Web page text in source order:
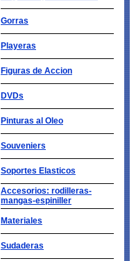
Gorras
Playeras
Figuras de Accion
DVDs
Pinturas al Oleo
Souveniers
Soportes Elasticos
Accesorios: rodilleras-
mangas-espiniller
Materiales
Sudaderas